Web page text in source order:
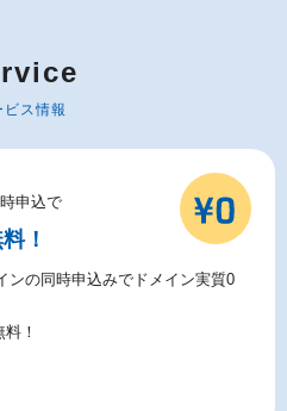
ビス情報
申込で
！
ンの同時申込みでドメイン実質0
！